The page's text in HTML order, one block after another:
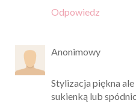
Odpowiedz
Anonimowy
Stylizacja piękna
sukienką lub